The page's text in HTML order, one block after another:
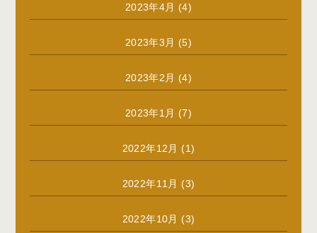
2023年4月 (4)
2023年3月 (5)
2023年2月 (4)
2023年1月 (7)
2022年12月 (1)
2022年11月 (3)
2022年10月 (3)